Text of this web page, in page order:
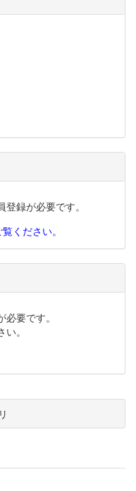
録が必要です。
ください。
要です。
。